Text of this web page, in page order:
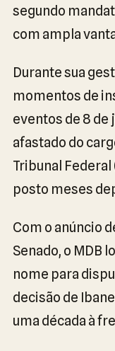
segundo
com ampla
Durante sua
momentos de
eventos de 8 de
afastado do
Tribunal Federal
posto meses
Com o anúncio
Senado, o MDB
nome para
decisão de
uma década à